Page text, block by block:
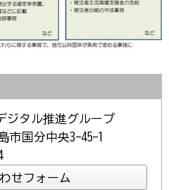
ジタル推進グループ
市国分中央3-45-1